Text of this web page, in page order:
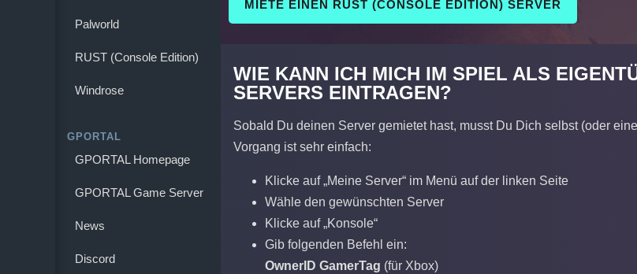
Palworld
RUST (Console Edition)
Windrose
GPORTAL
GPORTAL Homepage
GPORTAL Game Server
News
Discord
MIETE EINEN RUST (CONSOLE EDITION) SERVER
WIE KANN ICH MICH IM SPIEL ALS
SERVERS EINTRAGEN?
Sobald Du deinen Server gemietet hast, musst Du Dich selbst (oder
Vorgang ist sehr einfach:
Klicke auf „Meine Server“ im Menü auf der linken Seite
Wähle den gewünschten Server
Klicke auf „Konsole“
Gib folgenden Befehl ein:
OwnerID GamerTag (für Xbox)